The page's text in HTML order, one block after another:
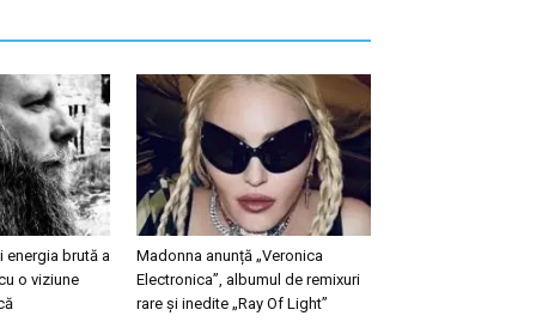
energia brută a
o viziune
Madonna anunță „Veronica
Electronica”, albumul de remixuri
rare și inedite „Ray Of Light”